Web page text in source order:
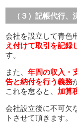
（３）記帳代行
会社を設立して青色
え付けて取引を記録
す。
また、年間の収入・
告と納付を行う義務
これを怠ると、 加算
会社設立後に不可欠
トさせて頂きます。